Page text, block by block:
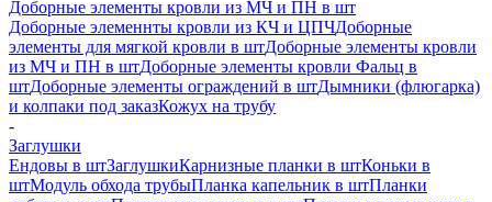
Доборные элементы кровли из МЧ и ПН в шт
Доборные элеменнты кровли из КЧ и ЦПЧДоборные
элементы для мягкой кровли в штДоборные элементы кровли
из МЧ и ПН в штДоборные элементы кровли Фальц в
штДоборные элементы ограждений в штДымники (флюгарка)
и колпаки под заказКожух на трубу
-
Заглушки
Ендовы в штЗаглушкиКарнизные планки в штКоньки в
штМодуль обхода трубыПланка капельник в штПланки